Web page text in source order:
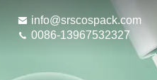
info@srscospack.com
0086-13967532327